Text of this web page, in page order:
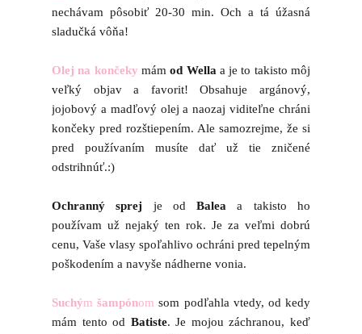
nechávam pôsobiť 20-30 min. Och a tá úžasná
sladučká vôňa!
Olej na končeky mámod Wella a je to takisto môj
veľký objav a favorit! Obsahuje argánový,
jojobový a madľový olej a naozaj viditeľne chráni
končeky pred rozštiepením. Ale samozrejme, že si
pred používaním musíte dať už tie zničené
odstrihnúť.:)
Ochranný sprej je odBalea a takisto ho
používam už nejaký ten rok. Je za veľmi dobrú
cenu, Vaše vlasy spoľahlivo ochráni pred tepelným
poškodením a navyše nádherne vonia.
Suchýmšampónom som podľahla vtedy, od kedy
mám tento od Batiste. Je mojou záchranou, keď